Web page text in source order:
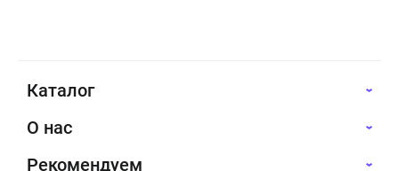
Каталог
О нас
Рекомендуем